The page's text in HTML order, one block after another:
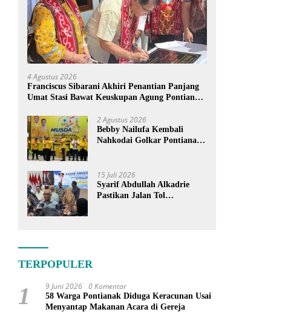
4 Agustus 2026
Franciscus Sibarani Akhiri Penantian Panjang
Umat Stasi Bawat Keuskupan Agung Pontianak,
2 Agustus 2026
Bebby Nailufa Kembali
Nahkodai Golkar Pontianak,
15 Juli 2026
Syarif Abdullah Alkadrie
Pastikan Jalan Tol
TERPOPULER
1 9 Juni 2026 0 Komentar
58 Warga Pontianak Diduga Keracunan Usai
Menyantap Makanan Acara di Gereja